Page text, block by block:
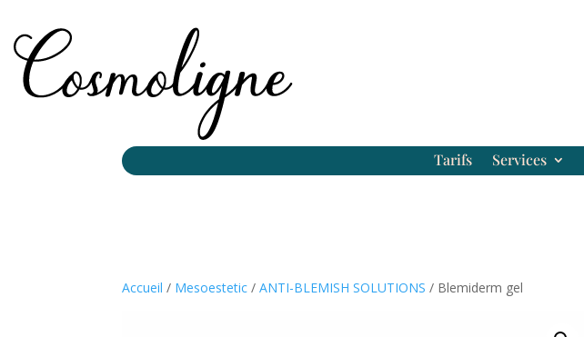
Tarifs Services
Accueil / Mesoestetic /ANTI-BLEMISH SOLUTIONS / Blemiderm gel